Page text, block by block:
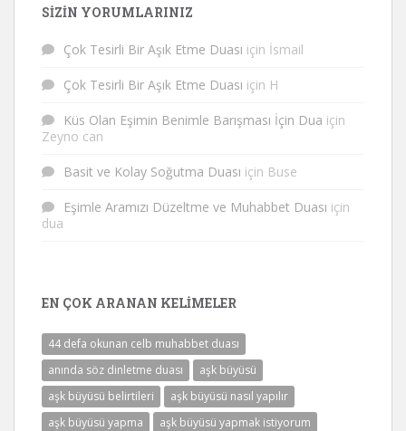
SIZIN YORUMLARINIZ
Çok Tesirli Bir Aşık Etme Duası için İsmail
Çok Tesirli Bir Aşık Etme Duası için H
Küs Olan Eşimin Benimle Barışması İçin Dua için
Zeyno can
Basit ve Kolay Soğutma Duası için Buse
Eşimle Aramızı Düzeltme ve Muhabbet Duası için
dua
EN ÇOK ARANAN KELIMELER
44 defa okunan celb muhabbet duası
anında söz dinletme duası
aşk büyüsü
aşk büyüsü belirtileri
aşk büyüsü nasıl yapılır
aşk büyüsü yapma
aşk büyüsü yapmak istiyorum